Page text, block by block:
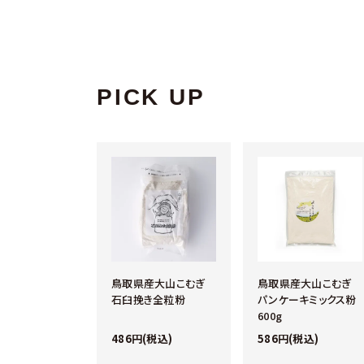
PICK UP
鳥取県産大山こむぎ
石臼挽き全粒粉
486円(税込)
鳥取県産大山こむぎ
パンケーキミックス粉
600g
586円(税込)